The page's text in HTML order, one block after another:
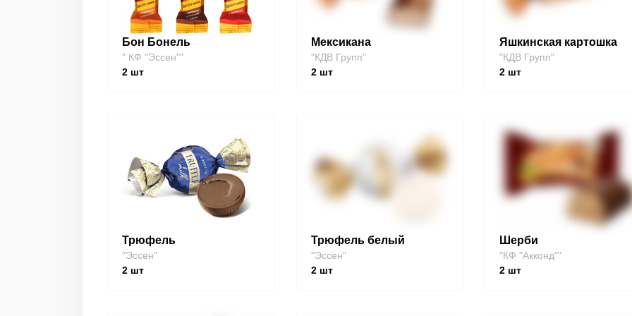
Бон Бонель
" КФ "Эссен""
2 шт
Мексикана
"КДВ Групп"
2шт
Яшкинская картошка
"КДВ Групп"
2 шт
Трюфель
"Эссен"
2 шт
Трюфель белый
"Эссен"
2шт
Шерби
"КФ "Акконд""
2 шт